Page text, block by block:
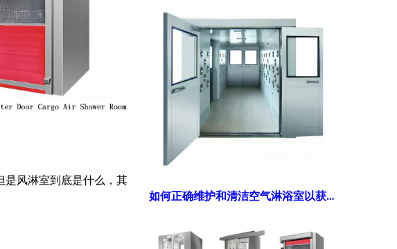
是风淋室到底是什么，其
如何正确维护和清洁空气淋浴室以获得更优性能？